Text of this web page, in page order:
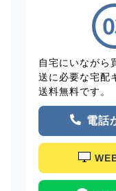
自宅にいながら
送に必要な宅配
送料無料です。
電話